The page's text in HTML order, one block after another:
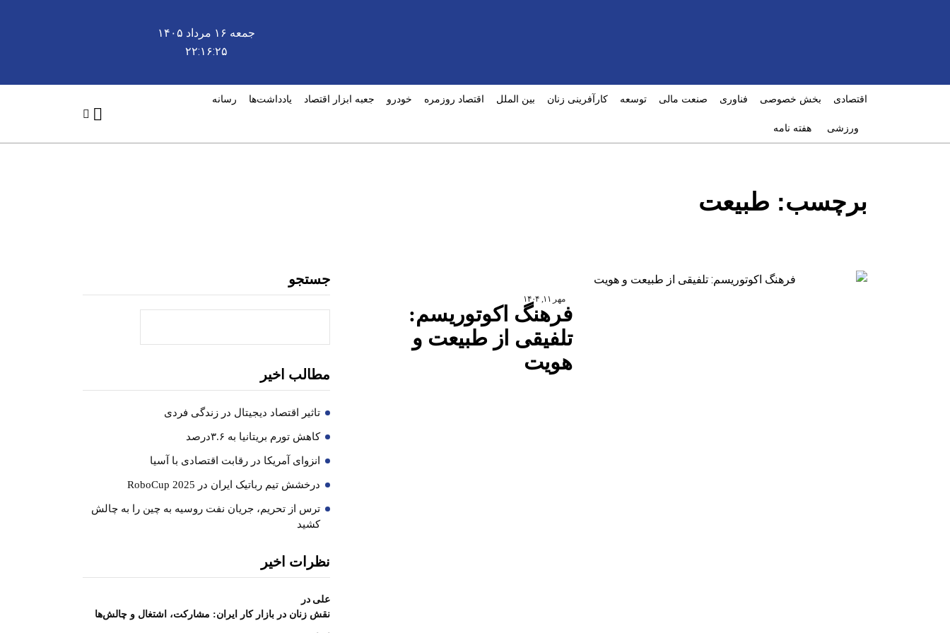
جمعه ۱۶ مرداد ۱۴۰۵
۲۲:۱۶:۲۵
اقتصادی بخش خصوصی فناوری صنعت مالی توسعه کارآفرینی زنان بین الملل اقتصاد روزمره خودرو جعبه ابزار اقتصاد یادداشت‌ها رسانه
ورزشی هفته نامه
برچسب: طبیعت
مهر ۱۱, ۱۴۰۴
فرهنگ اکوتوریسم:
تلفیقی از طبیعت و
هویت
جستجو
مطالب اخیر
تاثیر اقتصاد دیجیتال در زندگی فردی
کاهش تورم بریتانیا به ۳.۶درصد
انزوای آمریکا در رقابت اقتصادی با آسیا
درخشش تیم رباتیک ایران در RoboCup 2025
ترس از تحریم، جریان نفت روسیه به چین را به چالش
کشید
نظرات اخیر
علی در
نقش زنان در بازار کار ایران: مشارکت، اشتغال و چالش‌ها